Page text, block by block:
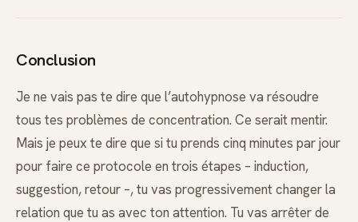
Conclusion
Je ne vais pas te dire que l’autohypnose va résoudre
tous tes problèmes de concentration. Ce serait mentir.
Mais je peux te dire que si tu prends cinq minutes par jour
pour faire ce protocole en trois étapes – induction,
suggestion, retour –, tu vas progressivement changer la
relation que tu as avec ton attention. Tu vas arrêter de